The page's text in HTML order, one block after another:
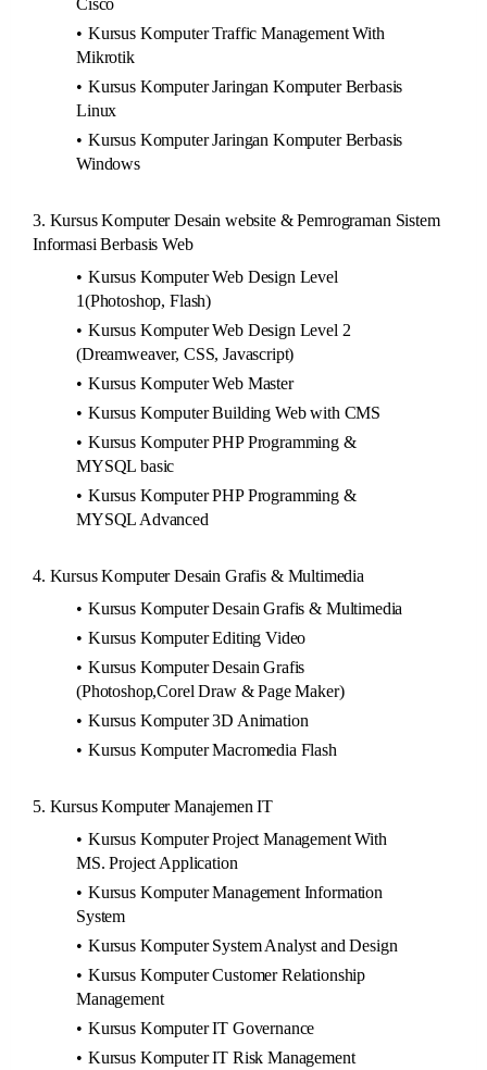
Cisco
Kursus Komputer Traffic Management With
Mikrotik
Kursus Komputer Jaringan Komputer Berbasis
Linux
Kursus Komputer Jaringan Komputer Berbasis
Windows
3. Kursus Komputer Desain website & Pemrograman Sistem
Informasi Berbasis Web
Kursus Komputer Web Design Level
1(Photoshop, Flash)
Kursus Komputer Web Design Level 2
(Dreamweaver, CSS, Javascript)
Kursus Komputer Web Master
Kursus Komputer Building Web with CMS
Kursus Komputer PHP Programming &
MYSQL basic
Kursus Komputer PHP Programming &
MYSQL Advanced
4. Kursus Komputer Desain Grafis & Multimedia
Kursus Komputer Desain Grafis & Multimedia
Kursus Komputer Editing Video
Kursus Komputer Desain Grafis
(Photoshop,Corel Draw & Page Maker)
Kursus Komputer 3D Animation
Kursus Komputer Macromedia Flash
5. Kursus Komputer Manajemen IT
Kursus Komputer Project Management With
MS. Project Application
Kursus Komputer Management Information
System
Kursus Komputer System Analyst and Design
Kursus Komputer Customer Relationship
Management
Kursus Komputer IT Governance
Kursus Komputer IT Risk Management